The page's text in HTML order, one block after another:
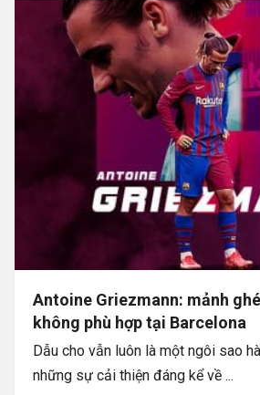
Antoine Griezmann: mảnh
không phù hợp tại Barcelona
Dẫu cho vẫn luôn là một ngôi sao
những sự cải thiện đáng kể về ...